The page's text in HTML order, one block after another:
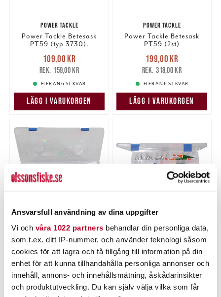
Ansvarsfull användning av dina uppgifter
Vi och våra 1022 partners behandlar din personliga data,
som t.ex. ditt IP-nummer, och använder teknologi såsom
cookies för att lagra och få tillgång till information på din
enhet för att kunna tillhandahålla personliga annonser och
innehåll, annons- och innehållsmätning, åskådarinsikter
och produktutveckling. Du kan själv välja vilka som får
POWER TACKLE
Power Tackle Betesask
PT59 (typ 3730).
Nuvarande pris
109,00 krTidigare pris
159,00 kr
109,00 kr
159,00 kr
FLER ÄN 6 ST KVAR
LÄGG I VARUKORGEN
POWER TACKLE
Power Tackle Betesask
PT59 (2st)
Nuvarande pris
199,00 krTidigare pris
318,00 kr
199,00 kr
318,00 kr
FLER ÄN 6 ST KVAR
LÄGG I VARUKORGEN
POWER TACKLE
Power Tackle Betesask
PT60 (36x22x8)
Nuvarande pris:
95,00 krTidigare pris:
119,00 kr
95,00 kr
TILLFÄLLIGT SLUT
POWER TACKLE
Power Tackle Betesask
PT78 / 270x185x45mm.
Nuvarande pris:
69,00 krTidigare pris :
89,00 kr
69,00 kr
FLER ÄN 6 ST KVAR